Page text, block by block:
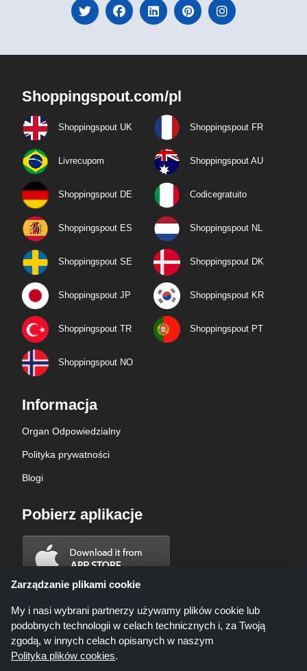
Shoppingspout.com/pl
Shoppingspout UK Shoppingspout FR
Livrecupom Shoppingspout AU
Shoppingspout DE Codicegratuito
Shoppingspout ES Shoppingspout NL
Shoppingspout SE Shoppingspout DK
Shoppingspout JP Shoppingspout KR
Shoppingspout TR Shoppingspout PT
Shoppingspout NO
Informacja
Organ Odpowiedzialny
Polityka prywatności
Blogi
Pobierz aplikacje
Zarządzanie plikami cookie
My i nasi wybrani partnerzy używamy plików cookie lub
podobnych technologii w celach technicznych i, za Twoją
zgodą, w innych celach opisanych w naszym
Polityka plików cookies.